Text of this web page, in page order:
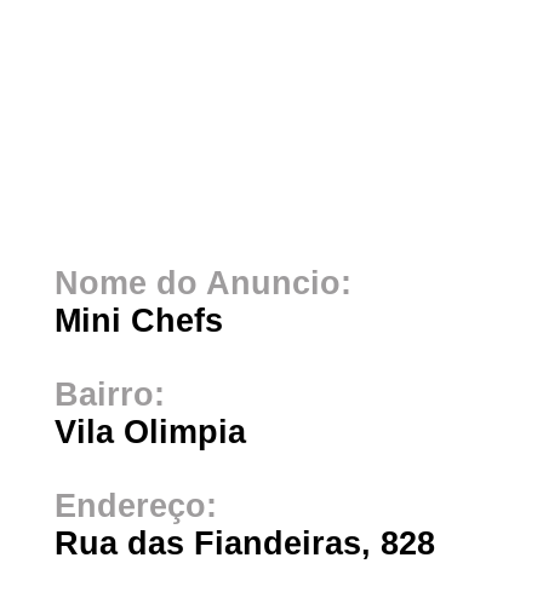
Nome do Anuncio:
Mini Chefs
Bairro:
Vila Olimpia
Endereço:
Rua das Fiandeiras, 828